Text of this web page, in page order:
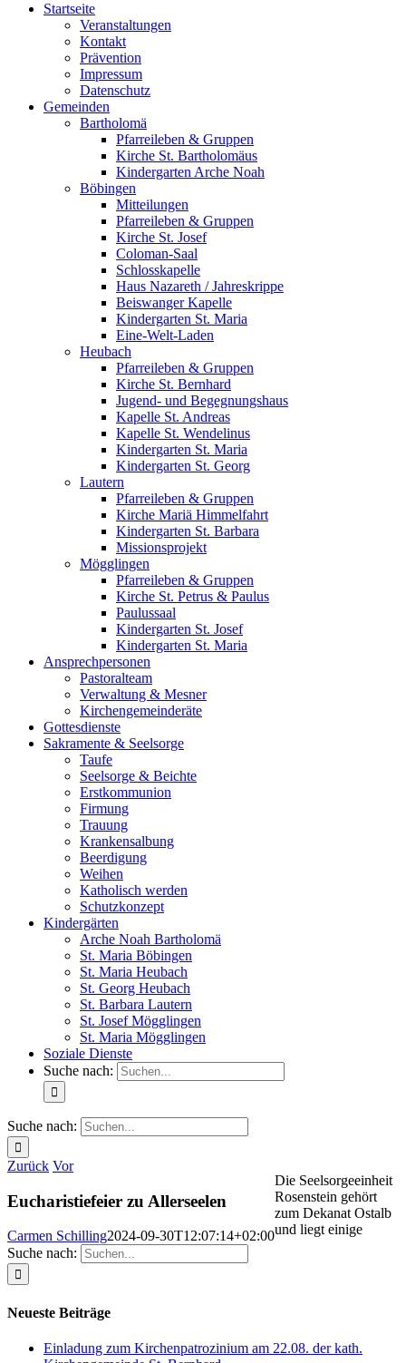
Startseite
Veranstaltungen
Kontakt
Prävention
Impressum
Datenschutz
Gemeinden
Bartholomä
Pfarreileben & Gruppen
Kirche St. Bartholomäus
Kindergarten Arche Noah
Böbingen
Mitteilungen
Pfarreileben & Gruppen
Kirche St. Josef
Coloman-Saal
Schlosskapelle
Haus Nazareth / Jahreskrippe
Beiswanger Kapelle
Kindergarten St. Maria
Eine-Welt-Laden
Heubach
Pfarreileben & Gruppen
Kirche St. Bernhard
Jugend- und Begegnungshaus
Kapelle St. Andreas
Kapelle St. Wendelinus
Kindergarten St. Maria
Kindergarten St. Georg
Lautern
Pfarreileben & Gruppen
Kirche Mariä Himmelfahrt
Kindergarten St. Barbara
Missionsprojekt
Mögglingen
Pfarreileben & Gruppen
Kirche St. Petrus & Paulus
Paulussaal
Kindergarten St. Josef
Kindergarten St. Maria
Ansprechpersonen
Pastoralteam
Verwaltung & Mesner
Kirchengemeinderäte
Gottesdienste
Sakramente & Seelsorge
Taufe
Seelsorge & Beichte
Erstkommunion
Firmung
Trauung
Krankensalbung
Beerdigung
Weihen
Katholisch werden
Schutzkonzept
Kindergärten
Arche Noah Bartholomä
St. Maria Böbingen
St. Maria Heubach
St. Georg Heubach
St. Barbara Lautern
St. Josef Mögglingen
St. Maria Mögglingen
Soziale Dienste
Suche nach:
Suche nach:
Zurück Vor
Eucharistiefeier zu Allerseelen
Carmen Schilling2024-09-30T12:07:14+02:00
Suche nach:
Neueste Beiträge
Einladung zum Kirchenpatrozinium am 22.08. der kath.
Die Seelsorgeeinheit
Rosenstein gehört
zum Dekanat Ostalb
und liegt einige